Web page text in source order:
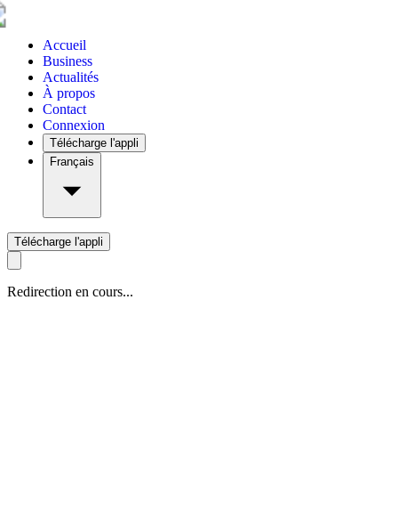
Accueil
Business
Actualités
À propos
Contact
Connexion
Télécharge l'appli
Français
Télécharge l'appli
Redirection en cours...